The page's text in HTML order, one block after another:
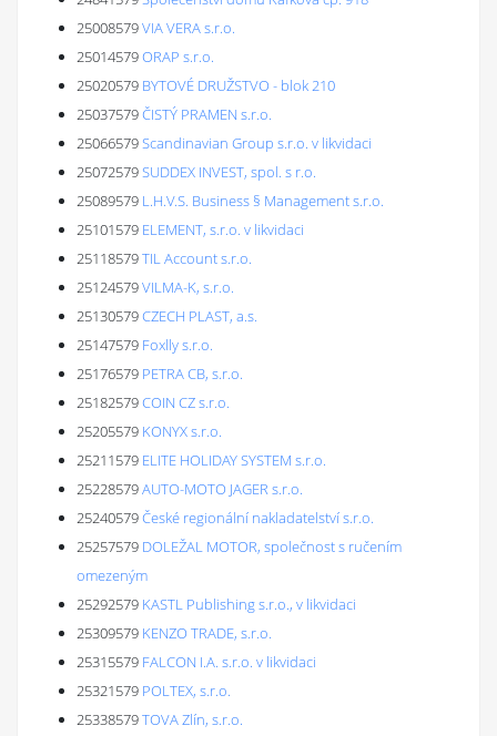
25008579VIA VERA s.r.o.
25014579ORAP s.r.o.
25020579 BYTOVÉ DRUŽSTVO - blok 210
25037579ČISTÝ PRAMEN s.r.o.
25066579Scandinavian Group s.r.o. v likvidaci
25072579SUDDEX INVEST, spol. s r.o.
25089579 L.H.V.S. Business § Management s.r.o.
25101579 ELEMENT, s.r.o. v likvidaci
25118579TIL Account s.r.o.
25124579VILMA-K, s.r.o.
25130579CZECH PLAST, a.s.
25147579 Foxlly s.r.o.
25176579 PETRA CB, s.r.o.
25182579COIN CZ s.r.o.
25205579 KONYX s.r.o.
25211579 ELITE HOLIDAY SYSTEM s.r.o.
25228579AUTO-MOTO JAGER s.r.o.
25240579České regionální nakladatelství s.r.o.
25257579 DOLEŽAL MOTOR, společnost s ručením
omezeným
25292579 KASTL Publishing s.r.o., v likvidaci
25309579 KENZO TRADE, s.r.o.
25315579 FALCON I.A. s.r.o. v likvidaci
25321579 POLTEX, s.r.o.
25338579TOVA Zlín, s.r.o.